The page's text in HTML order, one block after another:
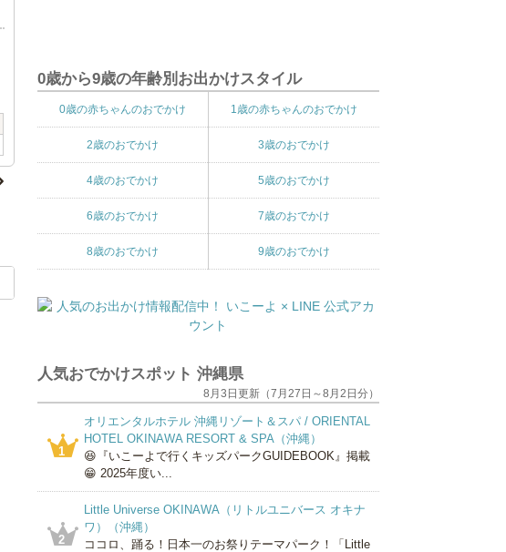
0歳から9歳の年齢別お出かけスタイル
0歳の赤ちゃんのおでかけ 1歳の赤ちゃんのおでかけ
2歳のおでかけ 3歳のおでかけ
4歳のおでかけ 5歳のおでかけ
6歳のおでかけ 7歳のおでかけ
8歳のおでかけ 9歳のおでかけ
人気おでかけスポット 沖縄県
8月3日更新（7月27日～8月2日分）
1
オリエンタルホテル 沖縄リゾート＆スパ / ORIENTAL
HOTEL OKINAWA RESORT & SPA（沖縄）
😆『いこーよで行くキッズパークGUIDEBOOK』掲載
😁 2025年度い...
2
Little Universe OKINAWA（リトルユニバース オキナ
ワ）（沖縄）
ココロ、踊る！日本一のお祭りテーマパーク！「Little